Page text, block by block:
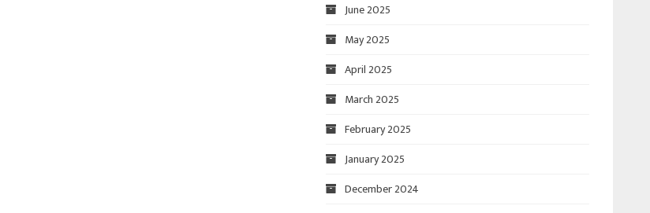
June 2025
May 2025
April 2025
March 2025
February 2025
January 2025
December 2024